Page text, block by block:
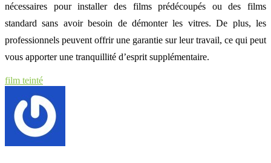
nécessaires pour installer des films prédécoupés ou des films
standard sans avoir besoin de démonter les vitres. De plus, les
professionnels peuvent offrir une garantie sur leur travail, ce qui peut
vous apporter une tranquillité d’esprit supplémentaire.
film teinté